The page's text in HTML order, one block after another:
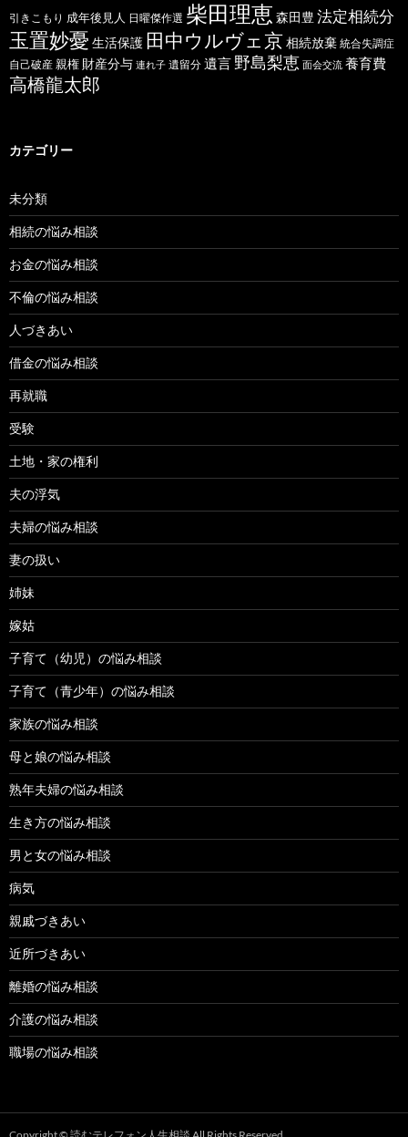
引きこもり 成年後見人 日曜傑作選 柴田理恵 森田豊 法定相続分
玉置妙憂 生活保護 田中ウルヴェ京相続放棄 統合失調症
自己破産 親権 財産分与 連れ子 遺留分 遺言 野島梨恵 面会交流 養育費
高橋龍太郎
カテゴリー
未分類
相続の悩み相談
お金の悩み相談
不倫の悩み相談
人づきあい
借金の悩み相談
再就職
受験
土地・家の権利
夫の浮気
夫婦の悩み相談
妻の扱い
姉妹
嫁姑
子育て（幼児）の悩み相談
子育て（青少年）の悩み相談
家族の悩み相談
母と娘の悩み相談
熟年夫婦の悩み相談
生き方の悩み相談
男と女の悩み相談
病気
親戚づきあい
近所づきあい
離婚の悩み相談
介護の悩み相談
職場の悩み相談